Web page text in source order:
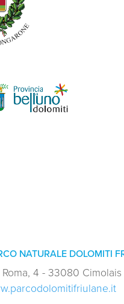
NATURALE DOLOMITI
4 - 33080 Cimolais